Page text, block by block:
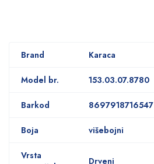
Brand Karaca
Model br. 153.03.07.8780
Barkod 8697918716547
Boja višebojni
Vrsta
Drveni